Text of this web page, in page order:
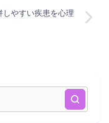
やすい疾患を心理